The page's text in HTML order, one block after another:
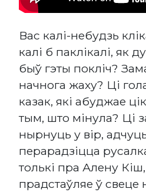
Вас калі-небудзь
калі б паклікалі, як
быў гэты покліч?
начнога жаху? Ці
казак, які абуджае
тым, што мінула? Ці
нырнуць у вір,
перарадзіцца
толькі пра Алену
прадстаўляе ў свеце